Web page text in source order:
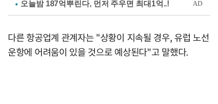
다른 항공업계 관계자는 "상황이 지속될 경우, 유럽 노선
운항에 어려움이 있을 것으로 예상된다"고 말했다.